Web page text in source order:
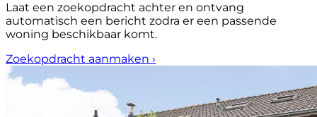
Laat een zoekopdracht achter en ontvang
automatisch een bericht zodra er een passende
woning beschikbaar komt.
Zoekopdracht aanmaken ›